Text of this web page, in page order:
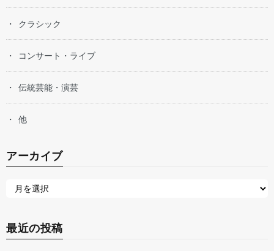
クラシック
コンサート・ライブ
伝統芸能・演芸
他
アーカイブ
最近の投稿